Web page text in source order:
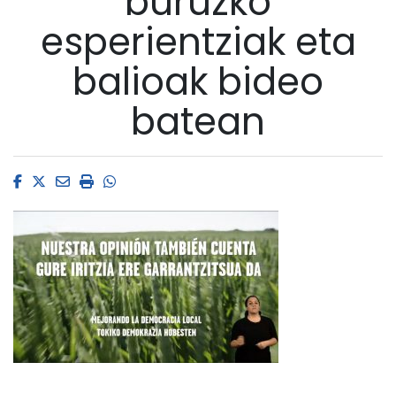
esperientziak eta
balioak bideo
batean
Facebook
Twitter
EmailImprimirWhatsapp